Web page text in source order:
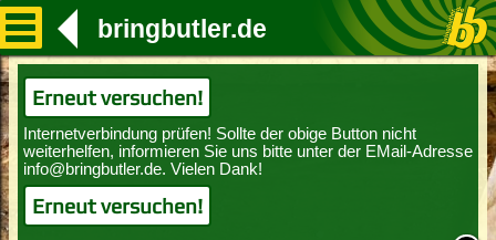
bringbutler.de
Erneut versuchen!
Erneut versuchen!